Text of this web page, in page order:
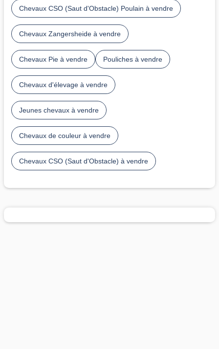
Chevaux CSO (Saut d'Obstacle) Poulain à vendre
Chevaux Zangersheide à vendre
Chevaux Pie à vendre Pouliches à vendre
Chevaux d'élevage à vendre
Jeunes chevaux à vendre
Chevaux de couleur à vendre
Chevaux CSO (Saut d'Obstacle) à vendre